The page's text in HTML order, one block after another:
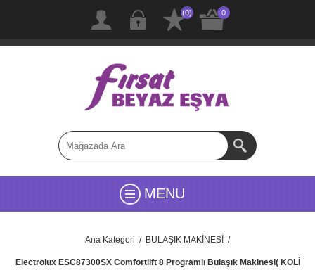
(0) 0
MENU
Ana Kategori / BULAŞIK MAKİNESİ /
Electrolux ESC87300SX Comfortlift 8 Programlı Bulaşık Makinesi( KOLİ